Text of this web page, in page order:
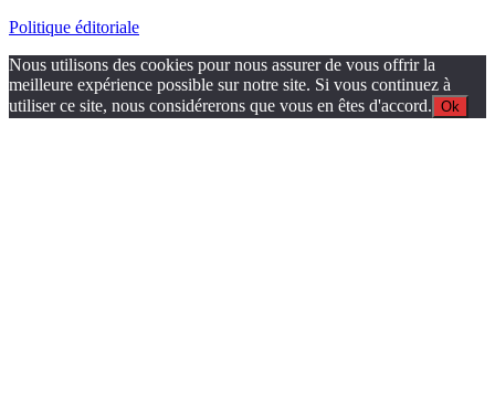
Politique éditoriale
Nous utilisons des cookies pour nous assurer de vous offrir la
meilleure expérience possible sur notre site. Si vous continuez à
utiliser ce site, nous considérerons que vous en êtes d'accord. Ok